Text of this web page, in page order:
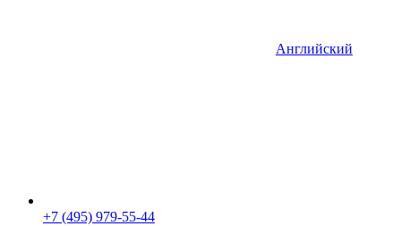
Английский
+7 (495) 979-55-44